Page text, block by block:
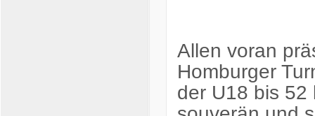
Allen voran
Homburger
der U18 bis 52